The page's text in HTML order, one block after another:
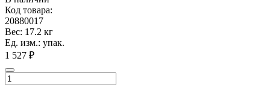
Код товара:
20880017
Вес: 17.2 кг
Ед. изм.: упак.
1 527 ₽